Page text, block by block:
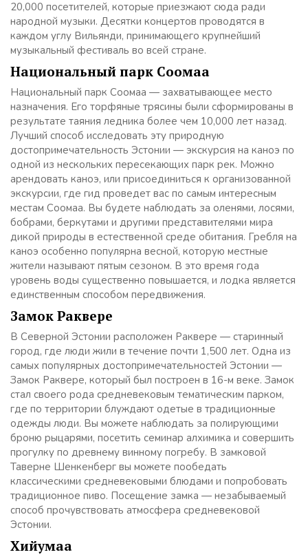
20,000 посетителей, которые приезжают сюда ради
народной музыки. Десятки концертов проводятся в
каждом углу Вильянди, принимающего крупнейший
музыкальный фестиваль во всей стране.
Национaльный парк Соомаа
Национальный парк Соомаа — захватывающее место
назначения. Его торфяные трясины были сформированы в
результате таяния ледника более чем 10,000 лет назад.
Лучший способ исследовать эту природную
достопримечательность Эстонии — экскурсия на каноэ по
одной из нескольких пересекающих парк рек. Можно
арендовать каноэ, или присоединиться к организованной
экскурсии, где гид проведет вас по самым интересным
местам Соомаа. Вы будете наблюдать за оленями, лосями,
бобрами, беркутами и другими представителями мира
дикой природы в естественной среде обитания. Гребля на
каноэ особенно популярна весной, которую местные
жители называют пятым сезоном. В это время года
уровень воды существенно повышается, и лодка является
единственным способом передвижения.
Замок Раквере
В Северной Эстонии расположен Раквере — старинный
город, где люди жили в течение почти 1,500 лет. Одна из
самых популярных достопримечательностей Эстонии —
Замок Раквере, который был построен в 16-м веке. Замок
стал своего рода средневековым тематическим парком,
где по территории блуждают одетые в традиционные
одежды люди. Вы можете наблюдать за полирующими
броню рыцарями, посетить семинар алхимика и совершить
прогулку по древнему винному погребу. В замковой
Таверне Шенкенберг вы можете пообедать
классическими средневековыми блюдами и попробовать
традиционное пиво. Посещение замка — незабываемый
способ прочувствовать атмосфера средневековой
Эстонии.
Хийумаа